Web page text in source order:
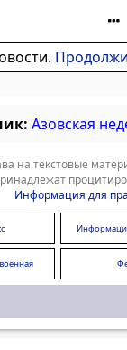
Азовская
на текстовые
Информация для